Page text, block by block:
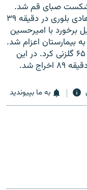
شکست صبای قم شد.
برای پاس هادی اصغری در دقيقه ۲۸ و هادی بلوری در دقيقه ۳۹
برخورد با اميرحسين
بيمارستان اعزام شد.
برای صبای قم محسن بياتی نيا در دقيقه ۶۵ گلزنی کرد. در اين
شد.
به ما بپیوندید